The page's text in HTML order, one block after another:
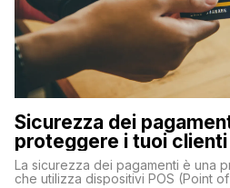
Sicurezza dei
proteggere i tuoi clienti
La sicurezza dei pagamenti è una
che utilizza dispositivi POS (Point